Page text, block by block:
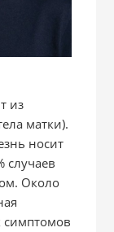
из
матки).
носит
случаев
Около
симптомов